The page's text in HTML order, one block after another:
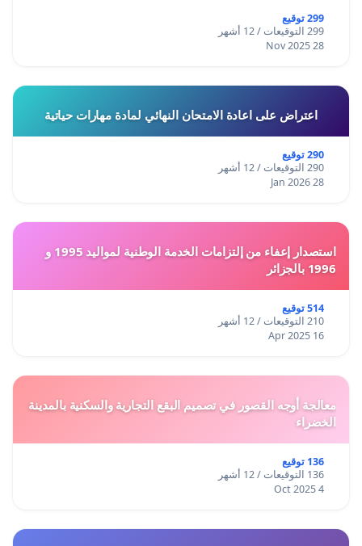
299 توقيع
299 التوقيعات / 12 أشهر
28 Nov 2025
اعتراض على اعادة الامتحان النهائي لمادة مهارات حياتية
290 توقيع
290 التوقيعات / 12 أشهر
28 Jan 2026
استصدار إعفاء من إلتزامات الخدمة الوطنية لمواليد 1995 و
1996 بالجزائر
514 توقيع
210 التوقيعات / 12 أشهر
16 Apr 2025
معالجة أوجه القصور في تصميم البقع التجارية والسكنية بالمدينة
الخضراء
136 توقيع
136 التوقيعات / 12 أشهر
4 Oct 2025